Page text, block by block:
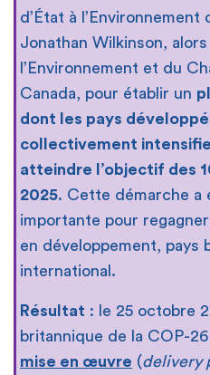
d’État à l’Environnement
Jonathan Wilkinson,
l’Environnement et du
Canada, pour établir un
dont les pays
collectivement
atteindre l’objectif des
2025. Cette démarche a
importante pour
en développement, pays
international.
Résultat : le 25 octobre
britannique de la COP-
mise en œuvre (delivery